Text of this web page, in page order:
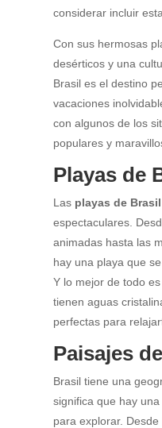
considerar incluir
Con sus hermosas
desérticos y una
Brasil es el destino
vacaciones
con algunos de los
populares y
Playas de
Las playas de Brasil
espectaculares.
animadas hasta las
hay una playa que
Y lo mejor de todo
tienen aguas
perfectas para
Paisajes
Brasil tiene una
significa que hay
para explorar.